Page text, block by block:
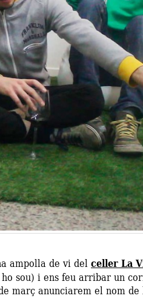
ampolla de vi delceller La
sou) i ens feu arribar un
març anunciarem el nom